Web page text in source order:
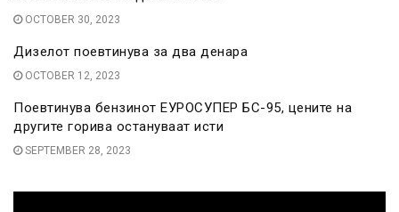
OCTOBER 30, 2023
Дизелот поевтинува за два денара
OCTOBER 12, 2023
Поевтинува бензинот ЕУРОСУПЕР БС-95, цените на
другите горива остануваат исти
SEPTEMBER 28, 2023